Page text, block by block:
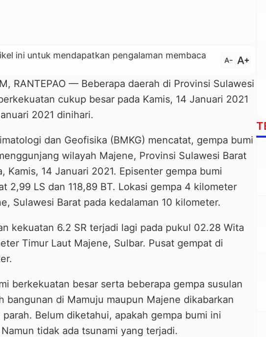
ini untuk mendapatkan pengalaman membaca
text_decrease text_increase
RANTEPAO — Beberapa daerah di Provinsi Sulawesi
cukup besar pada Kamis, 14 Januari 2021
2021 dinihari.
dan Geofisika (BMKG) mencatat, gempa bumi
wilayah Majene, Provinsi Sulawesi Barat
Kamis, 14 Januari 2021. Episenter gempa bumi
2,99 LS dan 118,89 BT. Lokasi gempa 4 kilometer
Sulawesi Barat pada kedalaman 10 kilometer.
kekuatan 6.2 SR terjadi lagi pada pukul 02.28 Wita
Timur Laut Majene, Sulbar. Pusat gempat di
berkekuatan besar serta beberapa gempa susulan
bangunan di Mamuju maupun Majene dikabarkan
Belum diketahui, apakah gempa bumi ini
tidak ada tsunami yang terjadi.